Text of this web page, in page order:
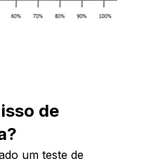
de
um teste de